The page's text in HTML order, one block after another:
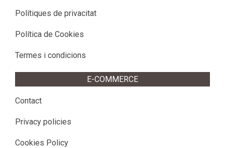
Polítiques de privacitat
Política de Cookies
Termes i condicions
E-COMMERCE
Contact
Privacy policies
Cookies Policy